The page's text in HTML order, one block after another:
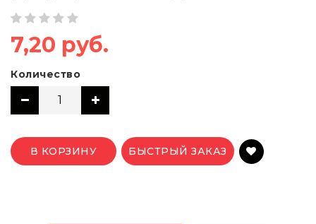
7,20 руб.
Количество
В КОРЗИНУ БЫСТРЫЙ ЗАКАЗ